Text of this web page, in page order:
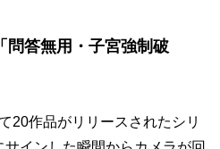
問答無用・子宮強制破
20作品がリリースされたシリ